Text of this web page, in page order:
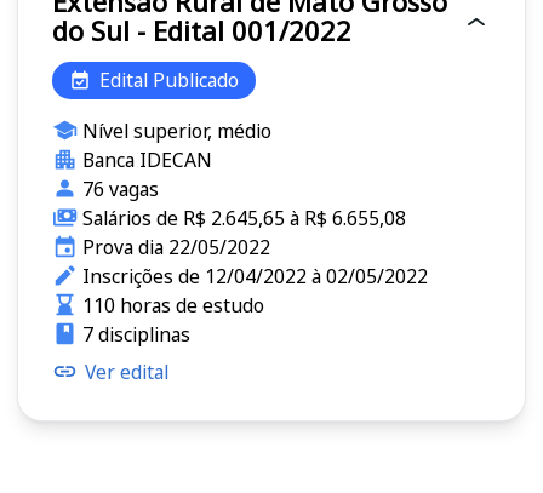
do Sul - Edital 001/2022
Edital Publicado
Nível superior, médio
Banca IDECAN
76 vagas
Salários de R$ 2.645,65 à R$ 6.655,08
Prova dia 22/05/2022
Inscrições de 12/04/2022 à 02/05/2022
110 horas de estudo
7 disciplinas
Ver edital